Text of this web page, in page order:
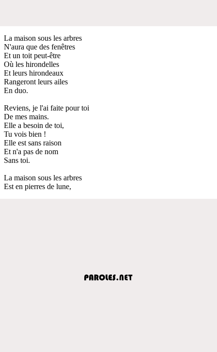
La maison sous les arbres
N'aura que des fenêtres
Et un toit peut-être
Où les hirondelles
Et leurs hirondeaux
Rangeront leurs ailes
En duo.
Reviens, je l'ai faite pour toi
De mes mains.
Elle a besoin de toi,
Tu vois bien !
Elle est sans raison
Et n'a pas de nom
Sans toi.
La maison sous les arbres
Est en pierres de lune,